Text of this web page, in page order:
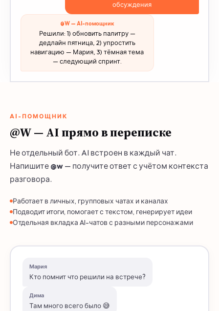
обсуждения
@W — AI-помощник
Решили: 1) обновить палитру —
дедлайн пятница, 2) упростить
навигацию — Мария, 3) тёмная тема
— следующий спринт.
AI-ПОМОЩНИК
@W — AI прямо в переписке
Не отдельный бот. AI встроен в каждый чат.
Напишите @w — получите ответ с учётом контекста
разговора.
Работает в личных, групповых чатах и каналах
Подводит итоги, помогает с текстом, генерирует идеи
Отдельная вкладка AI-чатов с разными персонажами
Мария
Кто помнит что решили на встрече?
Дима
Там много всего было 😅